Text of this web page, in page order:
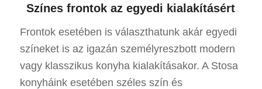
Színes frontok az egyedi kialakításért
Frontok esetében is választhatunk akár egyedi
színeket is az igazán személyreszbott modern
vagy klasszikus konyha kialakításakor. A Stosa
konyháink esetében széles szín és